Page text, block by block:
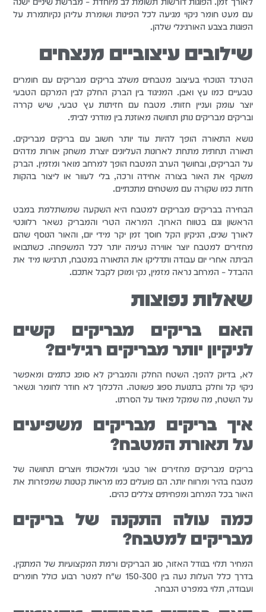
עם מעט חומר ניקוי מגיעה לכל הפינות ושומרת עליהן נקיותמרת על
הפוגות בצבע האורגינלי שלהן.
שילובים עיצוביים מנצחים
הטרנד הנוכחי בעיצוב מטבחים משלב בריקים מבריקים עם חומרים
טבעיים כמו עץ ואבן. המניגוד בין הברק החלק לבין המרקם הטבעי
יוצר עומק ועניין חזותי. מטבח עם חזיתות עץ טבעי, שיש קררה
ובריקים מבריקים נותן תחושה מאוזנת בין מודרני לביתי.
נושא התאורה הופך להיות עוד יותר חשוב עם בריקים מבריקים.
תאורה תחתית מתחת לארונות העליונים יוצרת משחק אורות מדהים
על הבריקים, ובחושך הערב המטבח הופך למרחב מואר ומזמין. הברק
משקף את האור בצורה אחידה ורכה, בלי לעוור או ליצור בהקות
חדות כמו שקורה עם משטחים מתכתיים.
הבחירה בבריקים מבריקים למטבח היא השקעה שמשתלמת במבט
הראשון וגם בטווח הארוך. המראה הטרי והמבריק נשאר רלוונטי
לאורך שנים, הניקיון הקל חוסך זמן יקר מידי יום, והאור הנוסף שהם
מחזירים למטבח יוצר אווירה נעימה יותר לכל המשפחה. כשתבואו
הביתה אחרי יום עבודה ותדליקו את התאורה במטבח, תרגישו מיד את
ההבדל – המרחב נראה מזמין, נקי ומוכן לקבל אתכם.
שאלות נפוצות
האם בריקים מבריקים קשים
לניקיון יותר מבריקים רגילים?
לא, בדיוק להפך. השטח החלק והמבריק לא סופג כתמים ומאפשר
ניקוי קל וחלק בתנועת ספוג פשוטה. הלכלוך לא חודר לחומר ונשאר
על השטח, מה שמקל מאוד על הסרתו.
איך בריקים מבריקים משפיעים
על תאורת המטבח?
בריקים מבריקים מחזירים אור טבעי ומלאכותי ויוצרים תחושה של
מטבח בהיר ומרווח יותר. הם פועלים כמו מראות קטנות שמפזרות את
האור בכל המרחב ומפחיתים צללים כהים.
כמה עולה התקנה של בריקים
מבריקים למטבח?
המחיר תלוי בגודל האזור, סוג הבריקים ורמת המקצועיות של המתקין.
בדרך כלל העלות נעה בין 150-300 ש"ח למטר רבוע כולל חומרים
ועבודה, תלוי במפרט הנבחר.